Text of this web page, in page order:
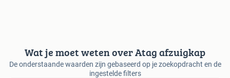
Wat je moet weten over Atag afzuigkap
De onderstaande waarden zijn gebaseerd op je zoekopdracht en de
ingestelde filters